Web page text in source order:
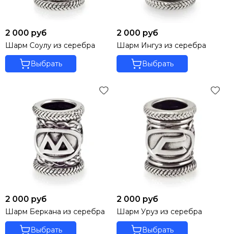
2 000 руб
Шарм Соулу из серебра
Выбрать
2 000 руб
Шарм Ингуз из серебра
Выбрать
2 000 руб
Шарм Беркана из серебра
Выбрать
2 000 руб
Шарм Уруз из серебра
Выбрать